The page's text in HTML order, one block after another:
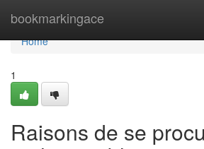
bookmarkingace
Home
Home
1
Raisons de se